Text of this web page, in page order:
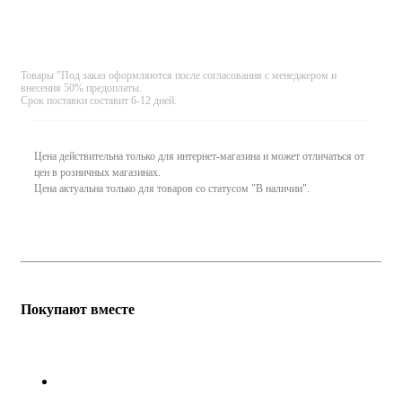
Товары "Под заказ оформляются после согласования с менеджером и
внесения 50% предоплаты.
Срок поставки составит 6-12 дней.
Цена действительна только для интернет-магазина и может отличаться от
цен в розничных магазинах.
Цена актуальна только для товаров со статусом "В наличии".
Покупают вместе